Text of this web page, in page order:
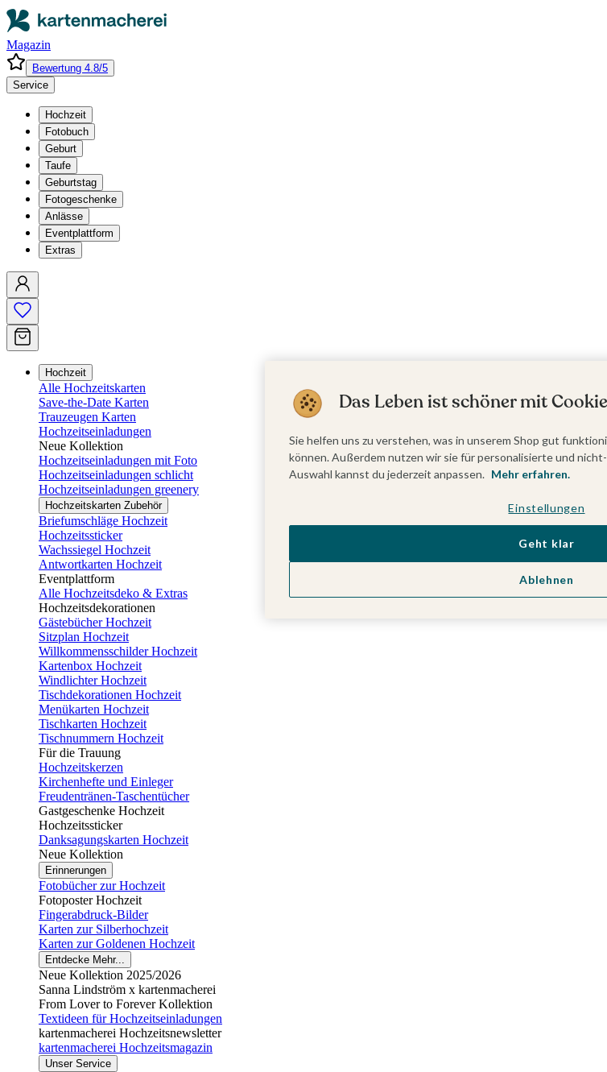
Magazin
Bewertung 4.8/5
Service
Hochzeit
Fotobuch
Geburt
Taufe
Geburtstag
Fotogeschenke
Anlässe
Eventplattform
Extras
Hochzeit
Alle Hochzeitskarten
Save-the-Date Karten
Trauzeugen Karten
Hochzeitseinladungen
Neue Kollektion
Hochzeitseinladungen mit Foto
Hochzeitseinladungen schlicht
Hochzeitseinladungen greenery
Hochzeitskarten Zubehör
Briefumschläge Hochzeit
Hochzeitssticker
Wachssiegel Hochzeit
Antwortkarten Hochzeit
Eventplattform
Alle Hochzeitsdeko & Extras
Hochzeitsdekorationen
Gästebücher Hochzeit
Sitzplan Hochzeit
Willkommensschilder Hochzeit
Kartenbox Hochzeit
Windlichter Hochzeit
Tischdekorationen Hochzeit
Menükarten Hochzeit
Tischkarten Hochzeit
Tischnummern Hochzeit
Für die Trauung
Hochzeitskerzen
Kirchenhefte und Einleger
Freudentränen-Taschentücher
Gastgeschenke Hochzeit
Hochzeitssticker
Danksagungskarten Hochzeit
Neue Kollektion
Erinnerungen
Fotobücher zur Hochzeit
Fotoposter Hochzeit
Fingerabdruck-Bilder
Karten zur Silberhochzeit
Karten zur Goldenen Hochzeit
Entdecke Mehr...
Neue Kollektion 2025/2026
Sanna Lindström x kartenmacherei
From Lover to Forever Kollektion
Textideen für Hochzeitseinladungen
kartenmacherei Hochzeitsnewsletter
kartenmacherei Hochzeitsmagazin
Unser Service
Das Leben ist schöner mit
Sie helfen uns zu verstehen, was in unserem Shop gut
können. Außerdem nutzen wir sie für personalisierte und
Auswahl kannst du jederzeit anpassen. Mehr erfahren.
Einstellungen
Ablehnen
Geht klar